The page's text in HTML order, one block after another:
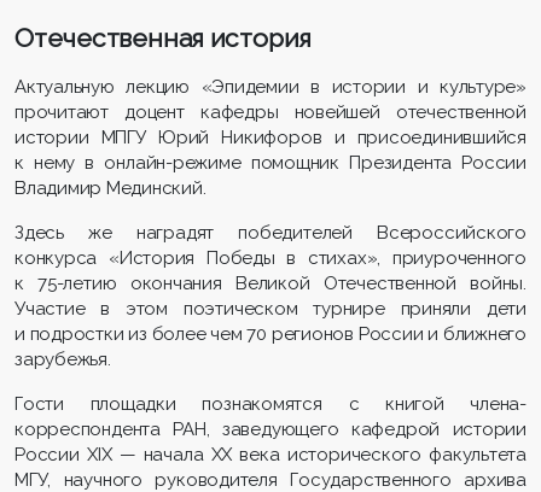
Отечественная история
Актуальную лекцию «Эпидемии в истории и культуре»
прочитают доцент кафедры новейшей отечественной
истории МПГУ Юрий Никифоров и присоединившийся
к нему в онлайн-режиме помощник Президента России
Владимир Мединский.
Здесь же наградят победителей Всероссийского
конкурса «История Победы в стихах», приуроченного
к 75-летию окончания Великой Отечественной войны.
Участие в этом поэтическом турнире приняли дети
и подростки из более чем 70 регионов России и ближнего
зарубежья.
Гости площадки познакомятся с книгой члена-
корреспондента РАН, заведующего кафедрой истории
России XIX — начала XX века исторического факультета
МГУ, научного руководителя Государственного архива